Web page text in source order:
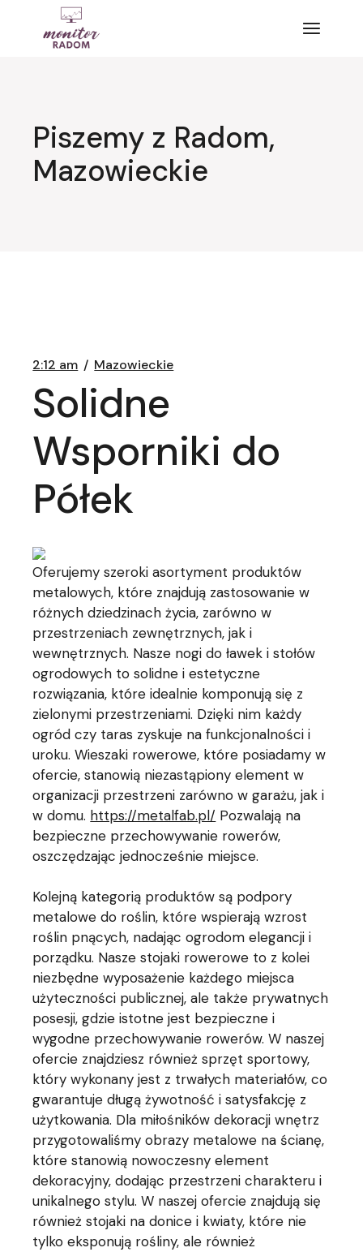
Piszemy z Radom,
Mazowieckie
2:12 am Mazowieckie
Solidne
Wsporniki do
Półek
Oferujemy szeroki asortyment produktów
metalowych, które znajdują zastosowanie w
różnych dziedzinach życia, zarówno w
przestrzeniach zewnętrznych, jak i
wewnętrznych. Nasze nogi do ławek i stołów
ogrodowych to solidne i estetyczne
rozwiązania, które idealnie komponują się z
zielonymi przestrzeniami. Dzięki nim każdy
ogród czy taras zyskuje na funkcjonalności i
uroku. Wieszaki rowerowe, które posiadamy w
ofercie, stanowią niezastąpiony element w
organizacji przestrzeni zarówno w garażu, jak i
w domu. https://metalfab.pl/ Pozwalają na
bezpieczne przechowywanie rowerów,
oszczędzając jednocześnie miejsce.
Kolejną kategorią produktów są podpory
metalowe do roślin, które wspierają wzrost
roślin pnących, nadając ogrodom elegancji i
porządku. Nasze stojaki rowerowe to z kolei
niezbędne wyposażenie każdego miejsca
użyteczności publicznej, ale także prywatnych
posesji, gdzie istotne jest bezpieczne i
wygodne przechowywanie rowerów. W naszej
ofercie znajdziesz również sprzęt sportowy,
który wykonany jest z trwałych materiałów, co
gwarantuje długą żywotność i satysfakcję z
użytkowania. Dla miłośników dekoracji wnętrz
przygotowaliśmy obrazy metalowe na ścianę,
które stanowią nowoczesny element
dekoracyjny, dodając przestrzeni charakteru i
unikalnego stylu. W naszej ofercie znajdują się
również stojaki na donice i kwiaty, które nie
tylko eksponują rośliny, ale również